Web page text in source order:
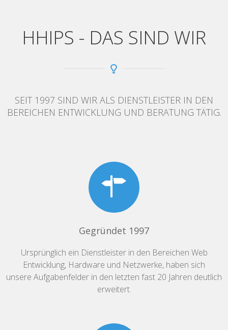
HHIPS - DAS SIND WIR
SEIT 1997 SIND WIR ALS DIENSTLEISTER IN DEN
BEREICHEN ENTWICKLUNG UND BERATUNG TÄTIG.
Gegründet 1997
Ursprünglich ein Dienstleister in den Bereichen Web
Entwicklung, Hardware und Netzwerke, haben sich
unsere Aufgabenfelder in den letzten fast 20 Jahren deutlich
erweitert.